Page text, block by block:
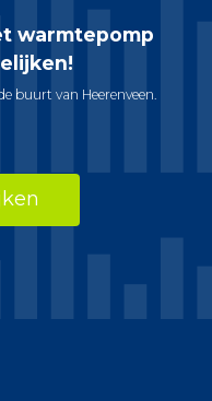
warmtepomp
buurt van Heerenveen.